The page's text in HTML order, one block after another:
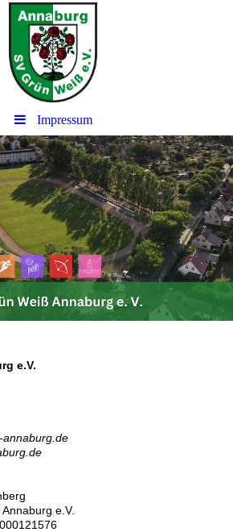
Impressum
e.V.
annaburg.de
e.V.